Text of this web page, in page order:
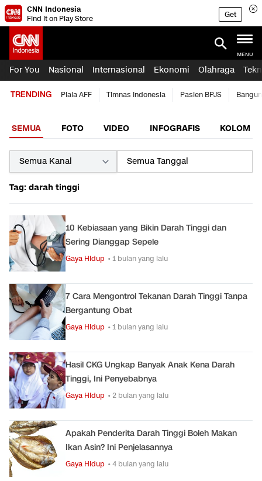
CNN Indonesia
Find it on Play Store
Get
MENU
For You Nasional Internasional Ekonomi Olahraga
TRENDING Piala AFF Timnas Indonesia Pasien BPJS
SEMUA FOTO VIDEO INFOGRAFIS KOLOM
Tag: darah tinggi
10 Kebiasaan yang Bikin Darah Tinggi dan
Sering Dianggap Sepele
Gaya Hidup • 1 bulan yang lalu
7 Cara Mengontrol Tekanan Darah Tinggi Tanpa
Bergantung Obat
Gaya Hidup • 1 bulan yang lalu
Hasil CKG Ungkap Banyak Anak Kena Darah
Tinggi, Ini Penyebabnya
Gaya Hidup • 2 bulan yang lalu
Apakah Penderita Darah Tinggi Boleh Makan
Ikan Asin? Ini Penjelasannya
Gaya Hidup • 4 bulan yang lalu